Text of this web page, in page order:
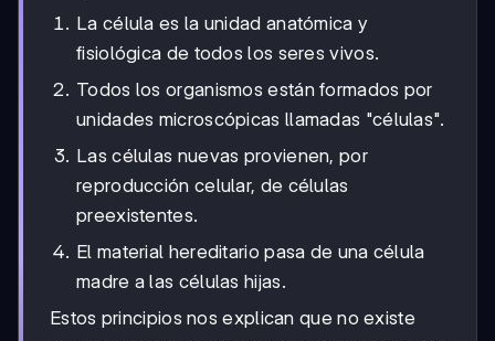
La célula es la unidad anatómica y
fisiológica de todos los seres vivos.
Todos los organismos están formados por
unidades microscópicas llamadas "células".
Las células nuevas provienen, por
reproducción celular, de células
preexistentes.
El material hereditario pasa de una célula
madre a las células hijas.
Estos principios nos explican que no existe